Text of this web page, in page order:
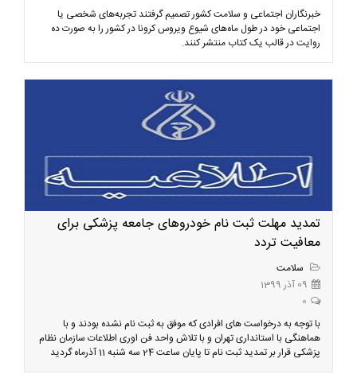
خبرنگاران اجتماعی و سلامت کشور تصمیم گرفتند تجربه‌های شخصی یا
اجتماعی خود در طول ماه‌های شیوع ویروس کرونا در کشور را به صورت ده
روایت در قالب یک کتاب منتشر کنند.
تمدید مهلت ثبت نام خودروهای جامعه پزشکی برای
معافیت تردد
سلامت
09 آذر 1399
0
با توجه به درخواست های افرادی که موفق به ثبت نام نشده بودند و با
هماهنگی با استانداری تهران و با تلاش واحد فن اوری اطلاعات سازمان نظام
پزشکی قرار بر تمدید ثبت نام تا پایان ساعت 24 سه شنبه 11 آذرماه گردید